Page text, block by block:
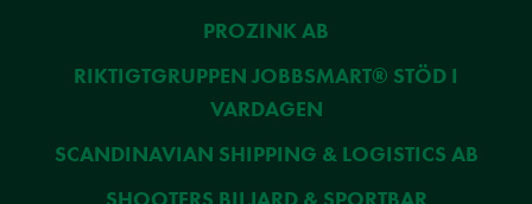
PROZINK AB
RIKTIGTGRUPPEN JOBBSMART® STÖD I
VARDAGEN
SCANDINAVIAN SHIPPING & LOGISTICS AB